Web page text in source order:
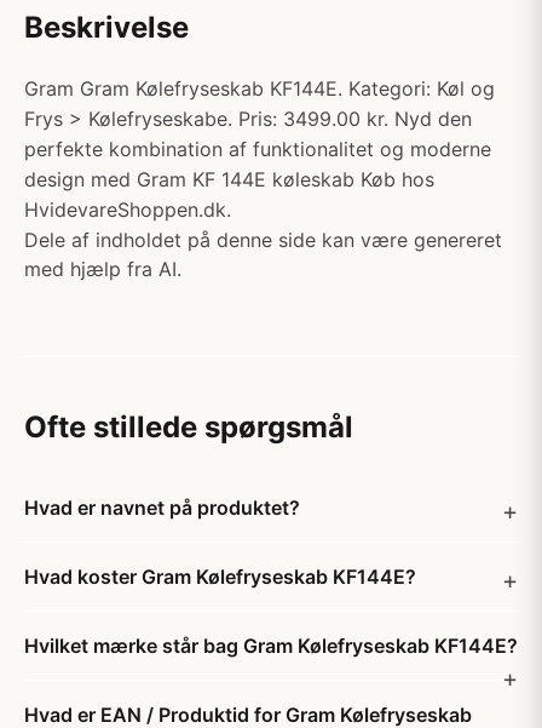
Beskrivelse
Gram Gram Kølefryseskab KF144E. Kategori: Køl og
Frys > Kølefryseskabe. Pris: 3499.00 kr. Nyd den
perfekte kombination af funktionalitet og moderne
design med Gram KF 144E køleskab Køb hos
HvidevareShoppen.dk.
Dele af indholdet på denne side kan være genereret
med hjælp fra AI.
Ofte stillede spørgsmål
Hvad er navnet på produktet?
Hvad koster Gram Kølefryseskab KF144E?
Hvilket mærke står bag Gram Kølefryseskab KF144E?
Hvad er EAN / Produktid for Gram Kølefryseskab